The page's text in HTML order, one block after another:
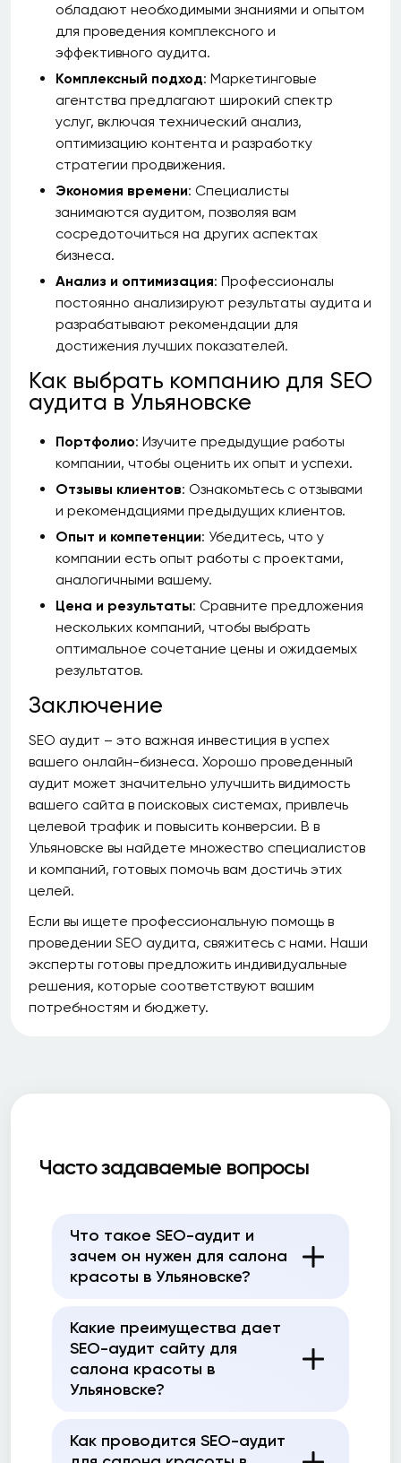
обладают необходимыми знаниями и опытом
для проведения комплексного и
эффективного аудита.
Комплексный подход: Маркетинговые
агентства предлагают широкий спектр
услуг, включая технический анализ,
оптимизацию контента и разработку
стратегии продвижения.
Экономия времени: Специалисты
занимаются аудитом, позволяя вам
сосредоточиться на других аспектах
бизнеса.
Анализ и оптимизация: Профессионалы
постоянно анализируют результаты аудита и
разрабатывают рекомендации для
достижения лучших показателей.
Как выбрать компанию для SEO
аудита в Ульяновске
Портфолио: Изучите предыдущие работы
компании, чтобы оценить их опыт и успехи.
Отзывы клиентов: Ознакомьтесь с отзывами
и рекомендациями предыдущих клиентов.
Опыт и компетенции: Убедитесь, что у
компании есть опыт работы с проектами,
аналогичными вашему.
Цена и результаты: Сравните предложения
нескольких компаний, чтобы выбрать
оптимальное сочетание цены и ожидаемых
результатов.
Заключение
SEO аудит – это важная инвестиция в успех
вашего онлайн-бизнеса. Хорошо проведенный
аудит может значительно улучшить видимость
вашего сайта в поисковых системах, привлечь
целевой трафик и повысить конверсии. В в
Ульяновске вы найдете множество специалистов
и компаний, готовых помочь вам достичь этих
целей.
Если вы ищете профессиональную помощь в
проведении SEO аудита, свяжитесь с нами. Наши
эксперты готовы предложить индивидуальные
решения, которые соответствуют вашим
потребностям и бюджету.
Часто задаваемые вопросы
Что такое SEO-аудит и
зачем он нужен для салона
красоты в Ульяновске?
Какие преимущества дает
SEO-аудит сайту для
салона красоты в
Ульяновске?
Как проводится SEO-аудит